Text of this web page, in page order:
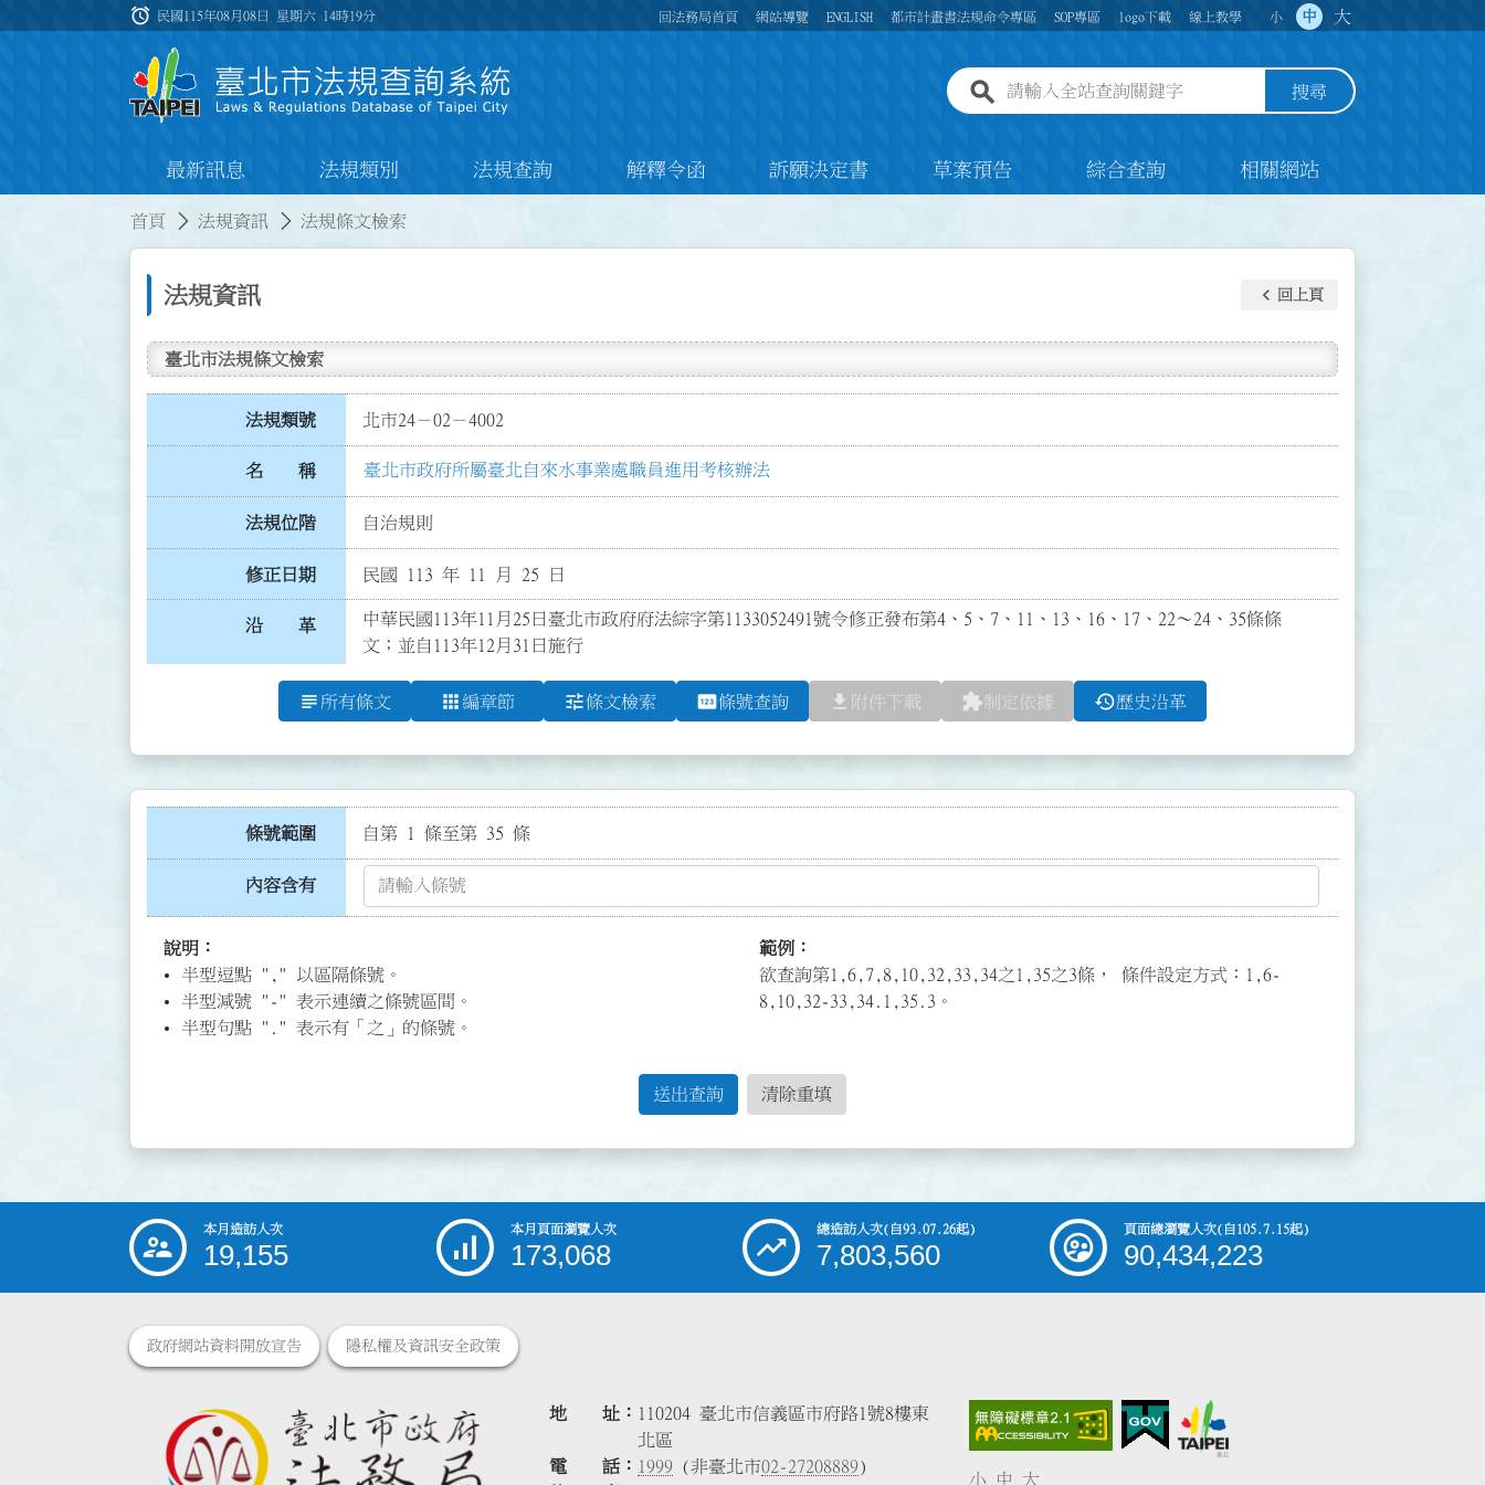
:::
alarm 民國115年08月08日 星期六 14時19分 回法務局首頁 網站導覽 ENGLISH 都市計畫書法規命令專區 SOP專區 logo下載 線上教學 小 中 大
全站查詢關鍵字欄位 搜尋
最新訊息 法規類別 法規查詢 解釋令函 訴願決定書 草案預告 綜合查詢 相關網站
首頁 法規資訊 法規條文檢索
法規資訊 keyboard_arrow_left 回上頁
臺北市法規條文檢索
法規類號 北市24－02－4002
名 稱 臺北市政府所屬臺北自來水事業處職員進用考核辦法
法規位階 自治規則
修正日期 民國 113 年 11 月 25 日
沿 革
中華民國113年11月25日臺北市政府府法綜字第1133052491號令修正發布第4、5、7、11、13、16、17、22～24、35條條
文；並自113年12月31日施行
subject 所有條文 apps 編章節 tune條文檢索 pin條號查詢 file_download 附件下載 extension制定依據 history歷史沿革
條號範圍 自第 1 條至第 35 條
內容含有
說明：
半型逗點 "," 以區隔條號。
半型減號 "-" 表示連續之條號區間。
半型句點 "." 表示有「之」的條號。
範例：
欲查詢第1,6,7,8,10,32,33,34之1,35之3條， 條件設定方式：1,6-
8,10,32-33,34.1,35.3。
送出查詢 清除重填
::: 本月造訪人次
19,155
本月頁面瀏覽人次
173,068
總造訪人次(自93.07.26起)
7,803,560
頁面總瀏覽人次(自105.7.15起)
90,434,223
政府網站資料開放宣告 隱私權及資訊安全政策
地 址
110204 臺北市信義區市府路1號8樓東
北區
電 話
1999 (非臺北市02-27208889)
小 中 大